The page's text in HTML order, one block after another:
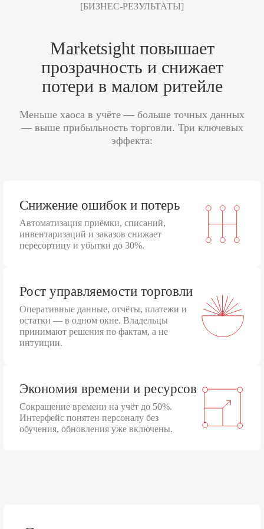
[БИЗНЕС-РЕЗУЛЬТАТЫ]
Marketsight повышает
прозрачность и снижает
потери в малом ритейле
Меньше хаоса в учёте — больше точных данных
— выше прибыльность торговли. Три ключевых
эффекта:
Снижение ошибок и потерь
Автоматизация приёмки, списаний,
инвентаризаций и заказов снижает
пересортицу и убытки до 30%.
Рост управляемости торговли
Оперативные данные, отчёты, платежи и
остатки — в одном окне. Владельцы
принимают решения по фактам, а не
интуиции.
Экономия времени и ресурсов
Сокращение времени на учёт до 50%.
Интерфейс понятен персоналу без
обучения, обновления уже включены.